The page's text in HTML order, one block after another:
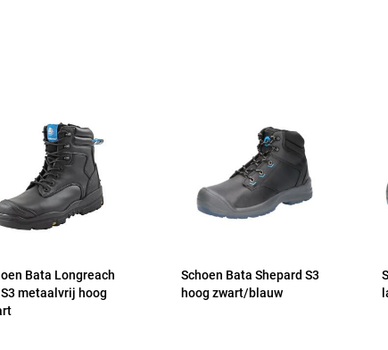
Bata Longreach
metaalvrij hoog
Schoen Bata Shepard S3
hoog zwart/blauw